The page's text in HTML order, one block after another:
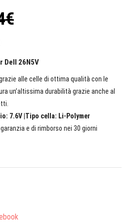
Dell 26N5V
alle celle di ottima qualità con le
un’altissima durabilità grazie anche al
7.6V |Tipo cella: Li-Polymer
e di rimborso nei 30 giorni